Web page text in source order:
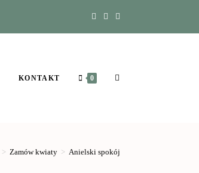
KONTAKT 0
> Zamów kwiaty > Anielski spokój